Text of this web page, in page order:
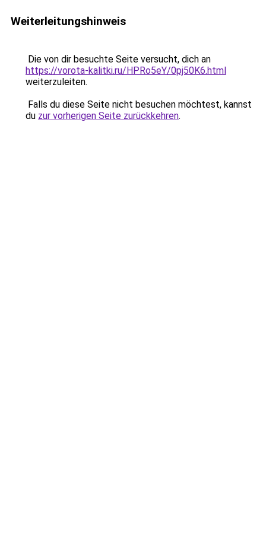
Weiterleitungshinweis
Die von dir besuchte Seite versucht, dich an
https://vorota-kalitki.ru/HPRo5eY/0pj50K6.html
weiterzuleiten.
Falls du diese Seite nicht besuchen möchtest, kannst
du zur vorherigen Seite zurückkehren.